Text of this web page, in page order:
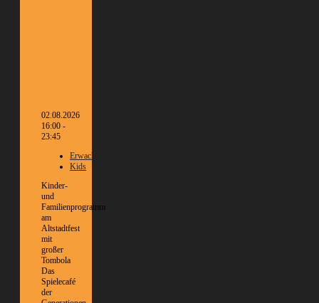
02.08.2026
16:00 -
23:45
Erwachsene
Kids
Kinder-
und
Familienprogramm
am
Altstadtfest
mit
großer
Tombola
Das
Spielecafé
der